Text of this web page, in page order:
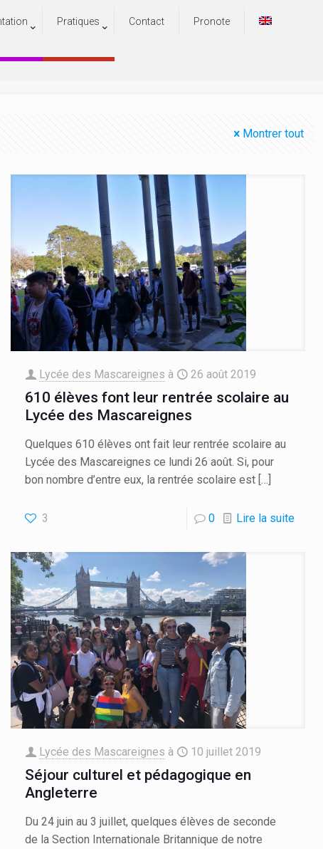
Pratiques Contact Pronote
Montrer tout
Lycée des Mascareignes à 26 août 2019
610 élèves font leur rentrée scolaire au
Lycée des Mascareignes
Quelques 610 élèves ont fait leur rentrée scolaire au
Lycée des Mascareignes ce lundi 26 août. Si, pour
bon nombre d’entre eux, la rentrée scolaire est […]
3 0 Lire la suite
Lycée des Mascareignes à 10 juillet 2019
Séjour culturel et pédagogique en
Angleterre
Du 24 juin au 3 juillet, quelques élèves de seconde
de la Section Internationale Britannique de notre